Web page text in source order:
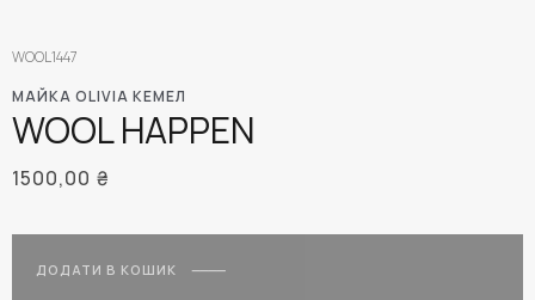
МАЙКА OLIVIA КЕМЕЛ
WOOL HAPPEN
WOOL1447
1500,00 ₴
ДОДАТИ В КОШИК